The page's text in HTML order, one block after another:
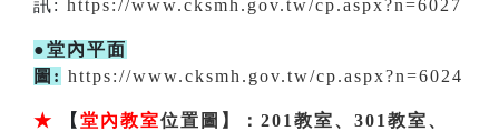
訊: https://www.cksmh.gov.tw/cp.aspx?n=6027
●堂內平面
圖: https://www.cksmh.gov.tw/cp.aspx?n=6024
★ 【 堂內教室位置圖】：201教室、301教室、